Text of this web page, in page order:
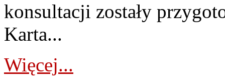
konsultacji zostały
Karta...
Więcej...